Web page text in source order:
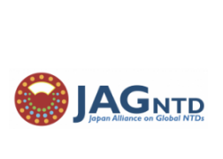
【開始時間